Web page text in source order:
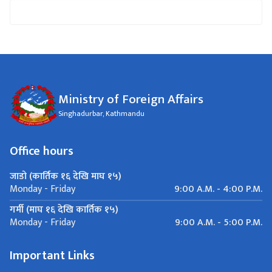
Ministry of Foreign Affairs
Singhadurbar, Kathmandu
Office hours
जाडो (कार्तिक १६ देखि माघ १५)
Monday - Friday
9:00 A.M. - 4:00 P.M.
गर्मी (माघ १६ देखि कार्तिक १५)
Monday - Friday 9:00 A.M. - 5:00 P.M.
Important Links